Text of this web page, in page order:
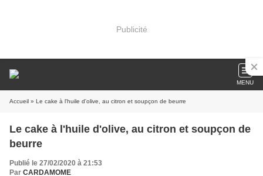
Publicité
MENU
Accueil » Le cake à l'huile d'olive, au citron et soupçon de beurre
Le cake à l'huile d'olive, au citron et soupçon de
beurre
Publié le 27/02/2020 à 21:53
Par CARDAMOME